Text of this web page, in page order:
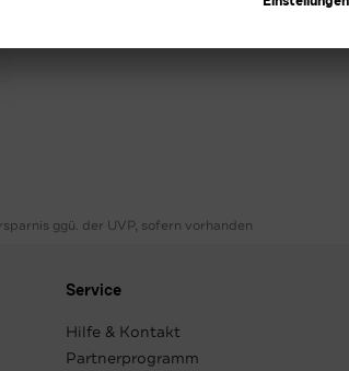
ggü. der UVP, sofern vorhanden
Service
Hilfe & Kontakt
Partnerprogramm